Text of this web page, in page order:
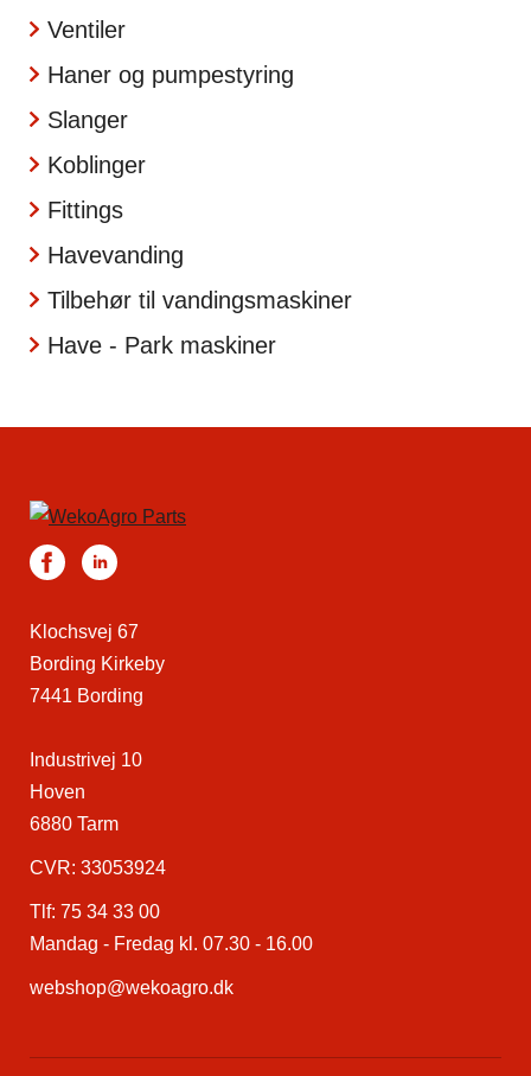
Ventiler
Haner og pumpestyring
Slanger
Koblinger
Fittings
Havevanding
Tilbehør til vandingsmaskiner
Have - Park maskiner
Klochsvej 67
Bording Kirkeby
7441 Bording
Industrivej 10
Hoven
6880 Tarm
CVR: 33053924
Tlf: 75 34 33 00
Mandag - Fredag kl. 07.30 - 16.00
webshop@wekoagro.dk